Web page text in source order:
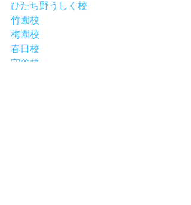
ひたち野うしく校
竹園校
梅園校
春日校
守谷校